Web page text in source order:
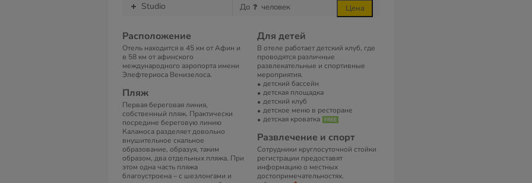
Studio До человек Цена
Расположение
Отель находится в 45 км от Афин и
в 58 км от афинского
международного аэропорта имени
Элефтериоса Венизелоса.
Пляж
Первая береговая линия,
собственный пляж. Практически
посредине береговую линию
Каламоса разделяет довольно
внушительное скальное
образование, образуя, таким
образом, два отдельных пляжа. При
этом одна часть пляжа
благоустроена – с шезлонгами и
Для детей
В отеле работает детский клуб, где
проводятся различные
развлекательные и спортивные
мероприятия.
детский бассейн
детская площадка
детский клуб
детское меню в ресторане
детская кроватка
Развлечение и спорт
Сотрудники круглосуточной стойки
регистрации предоставят
информацию о местных
достопримечательностях.